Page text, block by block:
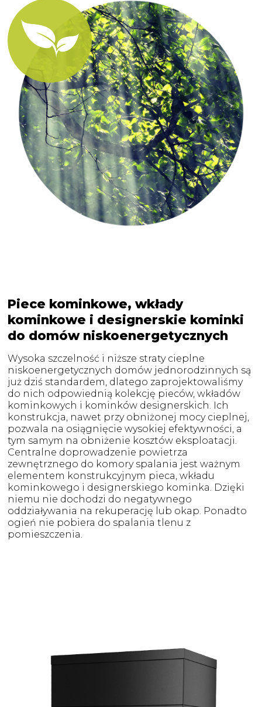
Piece kominkowe, wkłady
kominkowe i designerskie kominki
do domów niskoenergetycznych
Wysoka szczelność i niższe straty cieplne
niskoenergetycznych domów jednorodzinnych są
już dziś standardem, dlatego zaprojektowaliśmy
do nich odpowiednią kolekcję pieców, wkładów
kominkowych i kominków designerskich. Ich
konstrukcja, nawet przy obniżonej mocy cieplnej,
pozwala na osiągnięcie wysokiej efektywności, a
tym samym na obniżenie kosztów eksploatacji.
Centralne doprowadzenie powietrza
zewnętrznego do komory spalania jest ważnym
elementem konstrukcyjnym pieca, wkładu
kominkowego i designerskiego kominka. Dzięki
niemu nie dochodzi do negatywnego
oddziaływania na rekuperację lub okap. Ponadto
ogień nie pobiera do spalania tlenu z
pomieszczenia.